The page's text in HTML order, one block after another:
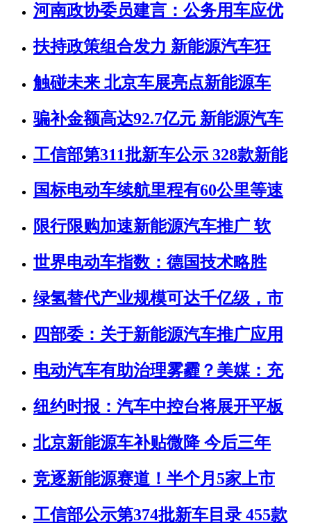
河南政协委员建言：公务用车应优
扶持政策组合发力 新能源汽车狂
触碰未来 北京车展亮点新能源车
骗补金额高达92.7亿元 新能源汽车
工信部第311批新车公示 328款新能
国标电动车续航里程有60公里等速
限行限购加速新能源汽车推广 软
世界电动车指数：德国技术略胜
绿氢替代产业规模可达千亿级，市
四部委：关于新能源汽车推广应用
电动汽车有助治理雾霾？美媒：充
纽约时报：汽车中控台将展开平板
北京新能源车补贴微降 今后三年
竞逐新能源赛道！半个月5家上市
工信部公示第374批新车目录 455款